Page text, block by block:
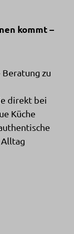
kommt –
zu
direkt bei
Küche